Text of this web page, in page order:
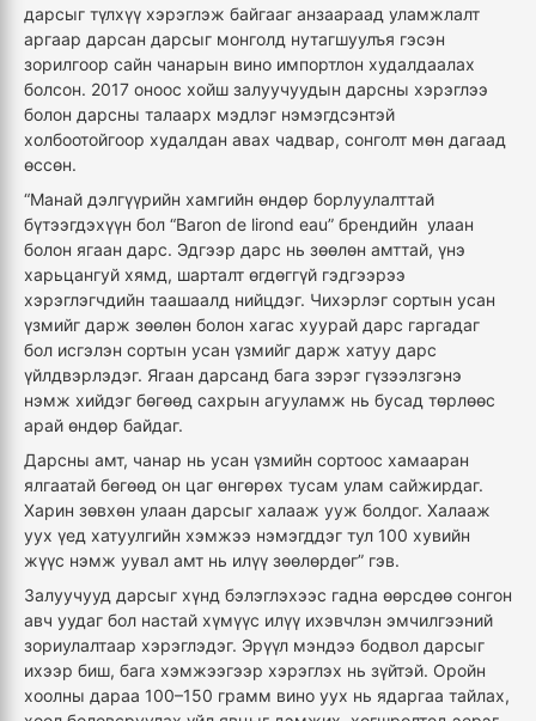
дарсыг түлхүү хэрэглэж байгааг анзаараад уламжлалт
аргаар дарсан дарсыг монголд нутагшуулъя гэсэн
зорилгоор сайн чанарын вино импортлон худалдаалах
болсон. 2017 оноос хойш залуучуудын дарсны хэрэглээ
болон дарсны талаарх мэдлэг нэмэгдсэнтэй
холбоотойгоор худалдан авах чадвар, сонголт мөн дагаад
өссөн.
“Манай дэлгүүрийн хамгийн өндөр борлуулалттай
бүтээгдэхүүн бол “Baron de lirond eau” брендийн улаан
болон ягаан дарс. Эдгээр дарс нь зөөлөн амттай, үнэ
харьцангуй хямд, шарталт өгдөггүй гэдгээрээ
хэрэглэгчдийн таашаалд нийцдэг. Чихэрлэг сортын усан
үзмийг дарж зөөлөн болон хагас хуурай дарс гаргадаг
бол исгэлэн сортын усан үзмийг дарж хатуу дарс
үйлдвэрлэдэг. Ягаан дарсанд бага зэрэг гүзээлзгэнэ
нэмж хийдэг бөгөөд сахрын агууламж нь бусад төрлөөс
арай өндөр байдаг.
Дарсны амт, чанар нь усан үзмийн сортоос хамааран
ялгаатай бөгөөд он цаг өнгөрөх тусам улам сайжирдаг.
Харин зөвхөн улаан дарсыг халааж ууж болдог. Халааж
уух үед хатуулгийн хэмжээ нэмэгддэг тул 100 хувийн
жүүс нэмж уувал амт нь илүү зөөлөрдөг” гэв.
Залуучууд дарсыг хүнд бэлэглэхээс гадна өөрсдөө сонгон
авч уудаг бол настай хүмүүс илүү ихэвчлэн эмчилгээний
зориулалтаар хэрэглэдэг. Эрүүл мэндээ бодвол дарсыг
ихээр биш, бага хэмжээгээр хэрэглэх нь зүйтэй. Оройн
хоолны дараа 100–150 грамм вино уух нь ядаргаа тайлах,